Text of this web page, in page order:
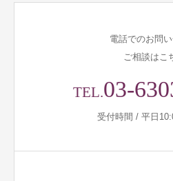
電話でのお問
ご相談はこ
TEL.03-
受付時間 / 平日